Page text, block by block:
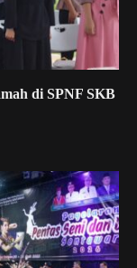
di SPNF SKB